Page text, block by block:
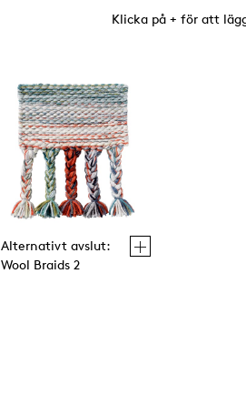
Klicka på + för att
Alternativt avslut:
Wool Braids 2